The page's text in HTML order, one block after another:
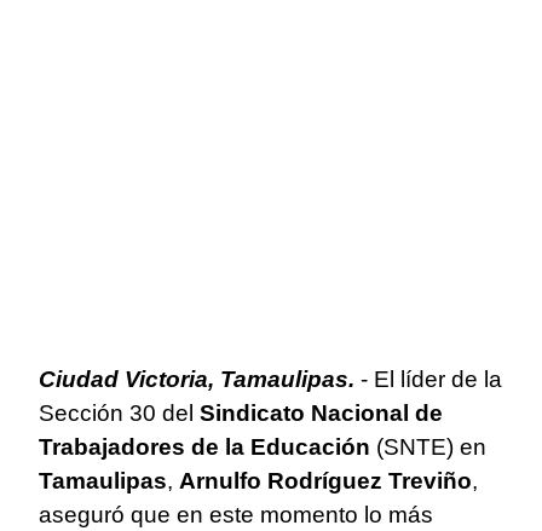
Ciudad Victoria, Tamaulipas. - El líder de la
Sección 30 del Sindicato Nacional de
Trabajadores de la Educación (SNTE) en
Tamaulipas, Arnulfo Rodríguez Treviño,
aseguró que en este momento lo más